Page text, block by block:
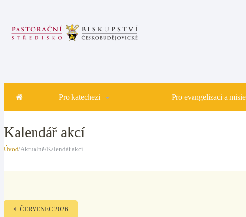
Pro katechezi Pro evangelizaci a misie
Kalendář akcí
Úvod/Aktuálně/Kalendář akcí
ČERVENEC 2026